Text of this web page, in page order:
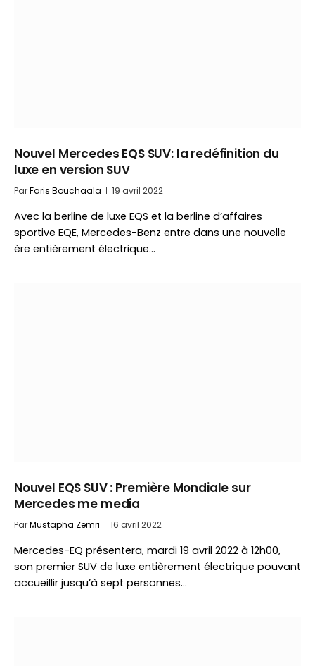
Nouvel Mercedes EQS SUV: la redéfinition du
luxe en version SUV
ParFaris Bouchaala 19 avril 2022
Avec la berline de luxe EQS et la berline d’affaires
sportive EQE, Mercedes-Benz entre dans une nouvelle
ère entièrement électrique…
Nouvel EQS SUV : Première Mondiale sur
Mercedes me media
ParMustapha Zemri 16 avril 2022
Mercedes-EQ présentera, mardi 19 avril 2022 à 12h00,
son premier SUV de luxe entièrement électrique pouvant
accueillir jusqu’à sept personnes…